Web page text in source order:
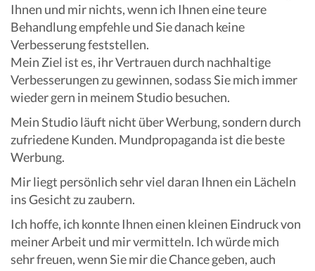
Ihnen und mir nichts, wenn ich Ihnen eine teure
Behandlung empfehle und Sie danach keine
Verbesserung feststellen.
Mein Ziel ist es, ihr Vertrauen durch nachhaltige
Verbesserungen zu gewinnen, sodass Sie mich immer
wieder gern in meinem Studio besuchen.
Mein Studio läuft nicht über Werbung, sondern durch
zufriedene Kunden. Mundpropaganda ist die beste
Werbung.
Mir liegt persönlich sehr viel daran Ihnen ein Lächeln
ins Gesicht zu zaubern.
Ich hoffe, ich konnte Ihnen einen kleinen Eindruck von
meiner Arbeit und mir vermitteln. Ich würde mich
sehr freuen, wenn Sie mir die Chance geben, auch